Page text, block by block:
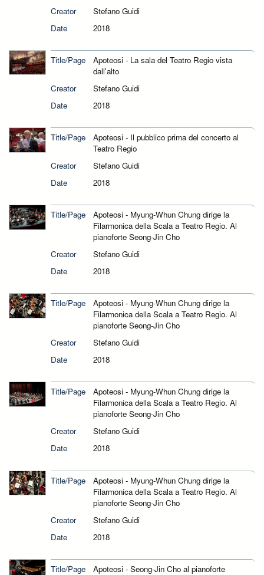
Creator
Stefano Guidi
Date
2018
Title/Page
Apoteosi - La sala del Teatro Regio vista
dall'alto
Creator
Stefano Guidi
Date
2018
Title/Page
Apoteosi - Il pubblico prima del concerto al
Teatro Regio
Creator
Stefano Guidi
Date
2018
Title/Page
Apoteosi - Myung-Whun Chung dirige la
Filarmonica della Scala a Teatro Regio. Al
pianoforte Seong-Jin Cho
Creator
Stefano Guidi
Date
2018
Title/Page
Apoteosi - Myung-Whun Chung dirige la
Filarmonica della Scala a Teatro Regio. Al
pianoforte Seong-Jin Cho
Creator
Stefano Guidi
Date
2018
Title/Page
Apoteosi - Myung-Whun Chung dirige la
Filarmonica della Scala a Teatro Regio. Al
pianoforte Seong-Jin Cho
Creator
Stefano Guidi
Date
2018
Title/Page
Apoteosi - Myung-Whun Chung dirige la
Filarmonica della Scala a Teatro Regio. Al
pianoforte Seong-Jin Cho
Creator
Stefano Guidi
Date
2018
Title/Page
Apoteosi - Seong-Jin Cho al pianoforte